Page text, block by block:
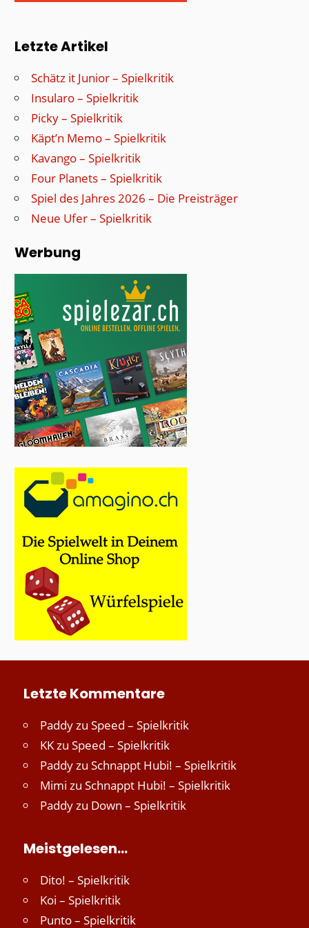
Letzte Artikel
Schätz it Junior – Spielkritik
Insularo – Spielkritik
Picky – Spielkritik
Käpt’n Memo – Spielkritik
Kavango – Spielkritik
Four Planets – Spielkritik
Spiel des Jahres 2026 – Die Preisträger
Neue Ufer – Spielkritik
Werbung
Letzte Kommentare
Paddyzu Speed – Spielkritik
KKzu Speed – Spielkritik
Paddyzu Schnappt Hubi! – Spielkritik
Mimi zu Schnappt Hubi! – Spielkritik
Paddyzu Down – Spielkritik
Meistgelesen…
Dito! – Spielkritik
Koi – Spielkritik
Punto – Spielkritik